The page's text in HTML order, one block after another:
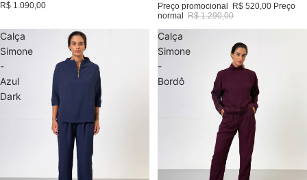
R$ 1.090,00 Preço promocional R$ 520,00 Preço
normal R$ 1.290,00
Calça
Simone
-
Azul
Dark
Calça
Simone
-
Bordô